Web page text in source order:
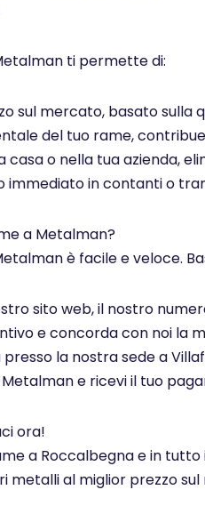
ti permette di:
sul mercato, basato sulla
del tuo rame,
casa o nella tua azienda,
immediato in contanti o
a Metalman?
è facile e veloce.
sito web, il nostro
e concorda con noi la
la nostra sede a
e ricevi il tuo
ora!
a Roccalbegna e in
metalli al miglior prezzo